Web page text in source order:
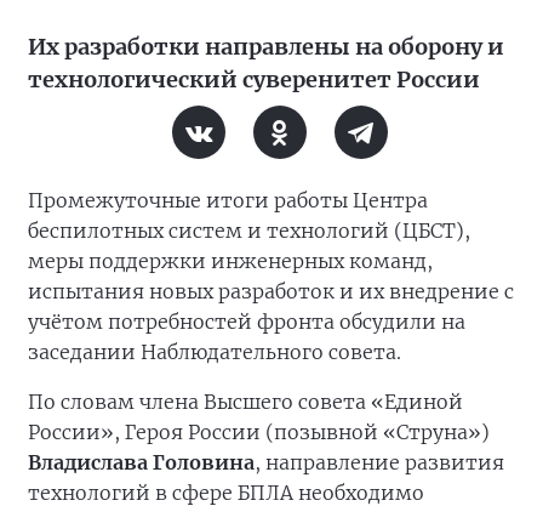
Их разработки направлены на оборону и
технологический суверенитет России
Промежуточные итоги работы Центра
беспилотных систем и технологий (ЦБСТ),
меры поддержки инженерных команд,
испытания новых разработок и их внедрение с
учётом потребностей фронта обсудили на
заседании Наблюдательного совета.
По словам члена Высшего совета «Единой
России», Героя России (позывной «Струна»)
Владислава Головина, направление развития
технологий в сфере БПЛА необходимо